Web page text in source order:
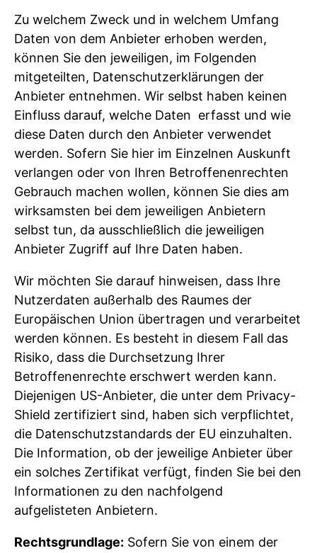
Zu welchem Zweck und in welchem Umfang
Daten von dem Anbieter erhoben werden,
können Sie den jeweiligen, im Folgenden
mitgeteilten, Datenschutzerklärungen der
Anbieter entnehmen. Wir selbst haben keinen
Einfluss darauf, welche Daten erfasst und wie
diese Daten durch den Anbieter verwendet
werden. Sofern Sie hier im Einzelnen Auskunft
verlangen oder von Ihren Betroffenenrechten
Gebrauch machen wollen, können Sie dies am
wirksamsten bei dem jeweiligen Anbietern
selbst tun, da ausschließlich die jeweiligen
Anbieter Zugriff auf Ihre Daten haben.
Wir möchten Sie darauf hinweisen, dass Ihre
Nutzerdaten außerhalb des Raumes der
Europäischen Union übertragen und verarbeitet
werden können. Es besteht in diesem Fall das
Risiko, dass die Durchsetzung Ihrer
Betroffenenrechte erschwert werden kann.
Diejenigen US-Anbieter, die unter dem Privacy-
Shield zertifiziert sind, haben sich verpflichtet,
die Datenschutzstandards der EU einzuhalten.
Die Information, ob der jeweilige Anbieter über
ein solches Zertifikat verfügt, finden Sie bei den
Informationen zu den nachfolgend
aufgelisteten Anbietern.
Rechtsgrundlage: Sofern Sie von einem der